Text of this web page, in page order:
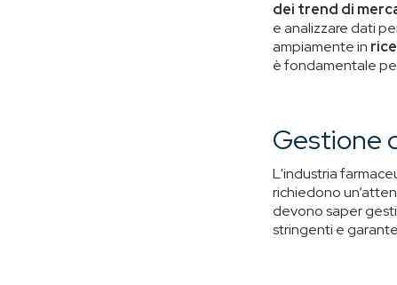
dei trend di
e analizzare dati
ampiamente in
è fondamentale
Gestione
L'industria
richiedono
devono saper
stringenti e